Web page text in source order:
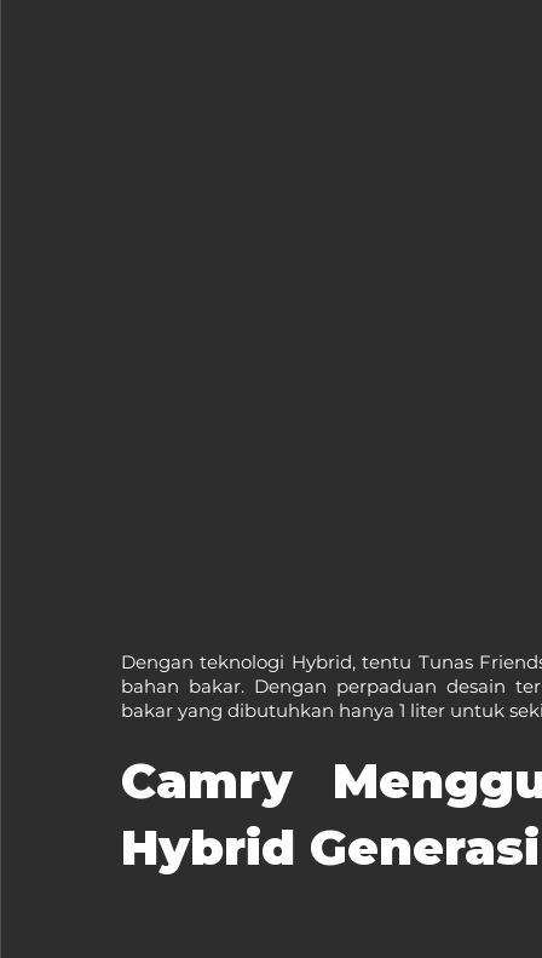
Dengan teknologi Hybrid, tentu Tunas
bahan bakar. Dengan perpaduan desain
bakar yang dibutuhkan hanya 1 liter untuk
Camry
Hybrid